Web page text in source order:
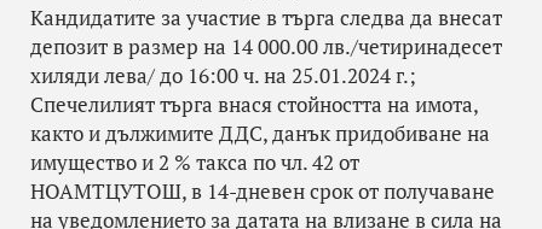
Кандидатите за участие в търга следва да внесат
депозит в размер на 14 000.00 лв./четиринадесет
хиляди лева/ до 16:00 ч. на 25.01.2024 г.;
Спечелилият търга внася стойността на имота,
както и дължимите ДДС, данък придобиване на
имущество и 2 % такса по чл. 42 от
НОАМТЦУТОШ, в 14-дневен срок от получаване
на уведомлението за датата на влизане в сила на